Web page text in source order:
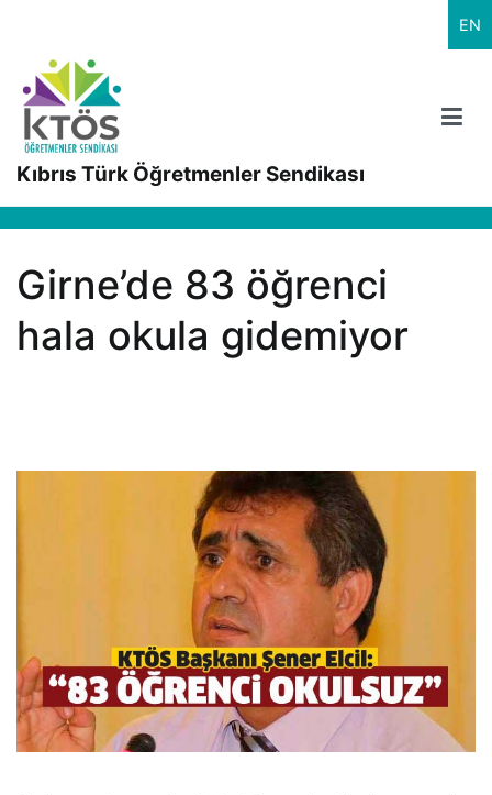
EN
Kıbrıs Türk Öğretmenler Sendikası
Girne’de 83 öğrenci
hala okula gidemiyor